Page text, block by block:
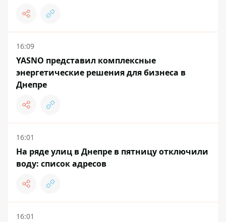
16:09
YASNO представил комплексные
энергетические решения для бизнеса в
Днепре
16:01
На ряде улиц в Днепре в пятницу отключили
воду: список адресов
16:01